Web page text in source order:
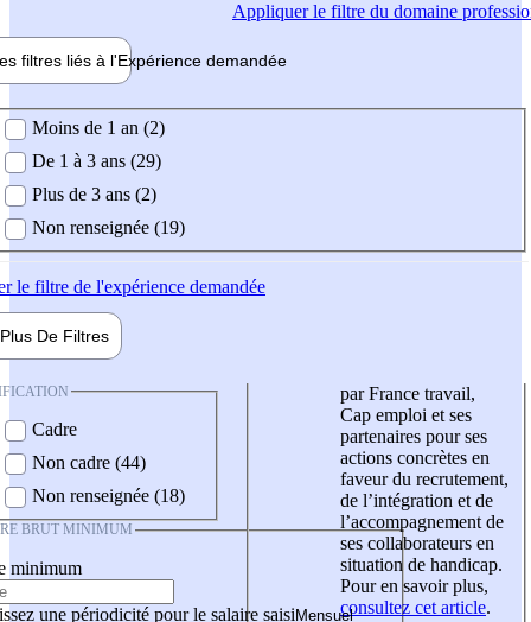
Appliquerle filtre du domaine
filtres liés à l'Expérience demandée
demandée
Moins de 1 an (2)
De 1 à 3 ans (29)
Plus de 3 ans (2)
Non renseignée (19)
le filtre de l'expérience demandée
Plus De Filtres
Cadre
Non cadre (44)
Non renseignée (18)
BRUT MINIMUM
minimum
une périodicité pour le salaire saisi
par France travail,
Cap emploi et ses
partenaires pour ses
actions concrètes en
faveur du recrutement,
de l’intégration et de
l’accompagnement de
ses collaborateurs en
situation de handicap.
Pour en savoir plus,
consultez cet article.